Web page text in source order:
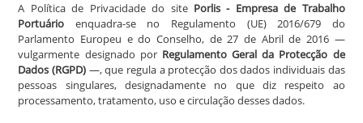
A Política de Privacidade do site Porlis - Empresa de Trabalho
Portuário enquadra-se no Regulamento (UE) 2016/679 do
Parlamento Europeu e do Conselho, de 27 de Abril de 2016 —
vulgarmente designado por Regulamento Geral da Protecção de
Dados (RGPD) —, que regula a protecção dos dados individuais das
pessoas singulares, designadamente no que diz respeito ao
processamento, tratamento, uso e circulação desses dados.